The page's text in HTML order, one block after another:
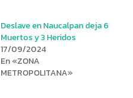
Deslave en Naucalpan deja 6
Muertos y 3 Heridos
17/09/2024
En «ZONA
METROPOLITANA»